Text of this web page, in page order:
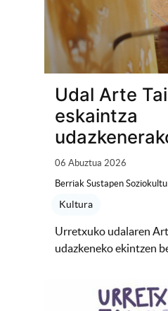
Udal Arte
eskaintza
06 Abuztua 2026
Berriak Sustapen
Kultura
Urretxuko udalaren
udazkeneko ekintzen